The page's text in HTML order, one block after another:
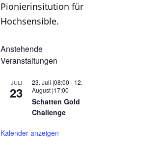
Pionierinsitution für
Hochsensible.
Anstehende
Veranstaltungen
JULI
23
23. Juli |08:00 - 12.
August |17:00
Schatten Gold
Challenge
Kalender anzeigen